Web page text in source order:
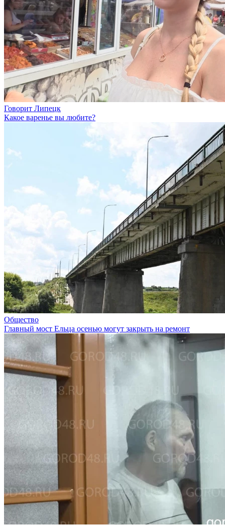
Говорит Липецк
Какое варенье вы любите?
Общество
Главный мост Ельца осенью могут закрыть на ремонт